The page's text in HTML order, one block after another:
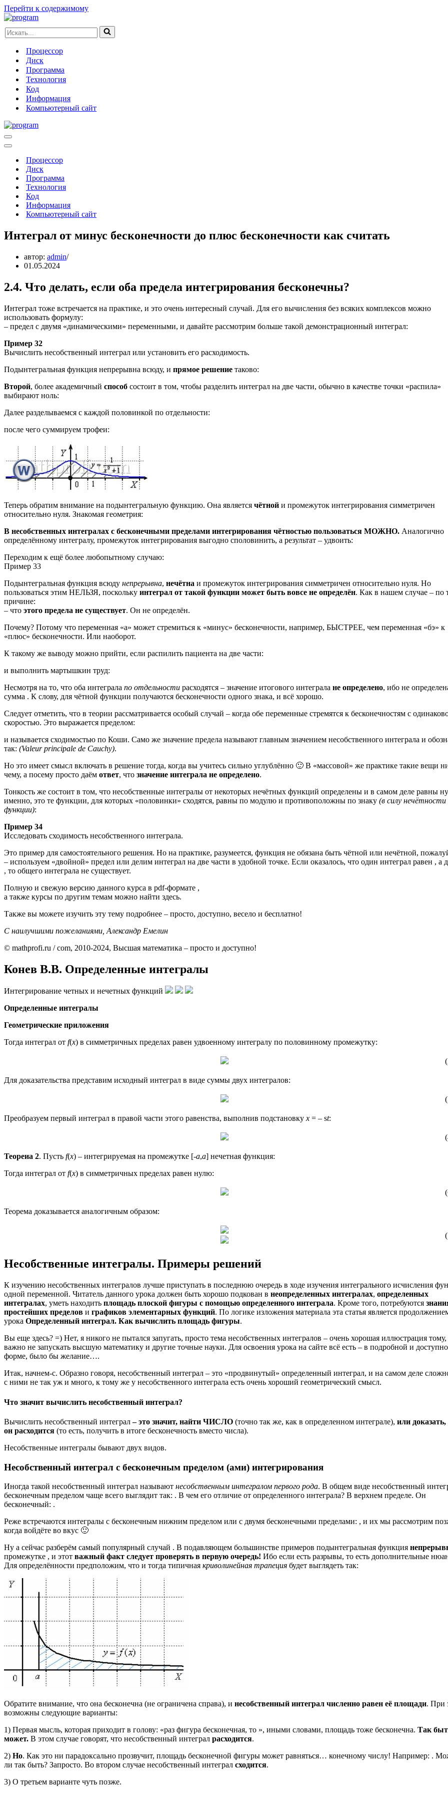
Перейти к содержимому
Искать...
Процессор
Диск
Программа
Технология
Код
Информация
Компьютерный сайт
Меню
навигации
Меню
навигацииПроцессор
Диск
Программа
Технология
Код
Информация
Компьютерный сайт
Интеграл от минус бесконечности до плюс бесконечности как считать
автор: admin
01.05.2024
2.4. Что делать, если оба предела интегрирования бесконечны?
Интеграл тоже встречается на практике, и это очень интересный случай. Для его вычисления без всяких комплексов можно
использовать формулу:
– предел с двумя «динамическими» переменными, и давайте рассмотрим больше такой демонстрационный интеграл:
Пример 32
Вычислить несобственный интеграл или установить его расходимость.
Подынтегральная функция непрерывна всюду, и прямое решение таково:
Второй, более академичный способ состоит в том, чтобы разделить интеграл на две части, обычно в качестве точки «распила»
выбирают ноль:
Далее разделываемся с каждой половинкой по отдельности:
после чего суммируем трофеи:
Теперь обратим внимание на подынтегральную функцию. Она является чётной и промежуток интегрирования симметричен
относительно нуля. Знакомая геометрия:
В несобственных интегралах с бесконечными пределами интегрирования чётностью пользоваться МОЖНО. Аналогично
определённому интегралу, промежуток интегрирования выгодно споловинить, а результат – удвоить:
Переходим к ещё более любопытному случаю:
Пример 33
Подынтегральная функция всюду непрерывна, нечётна и промежуток интегрирования симметричен относительно нуля. Но
пользоваться этим НЕЛЬЗЯ, поскольку интеграл от такой функции может быть вовсе не определён. Как в нашем случае – по
причине:
– что этого предела не существует. Он не определён.
Почему? Потому что переменная «а» может стремиться к «минус» бесконечности, например, БЫСТРЕЕ, чем переменная «бэ» к
«плюс» бесконечности. Или наоборот.
К такому же выводу можно прийти, если распилить пациента на две части:
и выполнить мартышкин труд:
Несмотря на то, что оба интеграла по отдельности расходятся – значение итогового интеграла не определено, ибо не
сумма . К слову, для чётной функции получаются бесконечности одного знака, и всё хорошо.
Следует отметить, что в теории рассматривается особый случай – когда обе переменные стремятся к бесконечностям с
скоростью. Это выражается пределом:
и называется сходимостью по Коши. Само же значение предела называют главным значением несобственного интеграла и
так: (Valeur principale de Cauchy).
Но это имеет смысл включать в решение тогда, когда вы учитесь сильно углублённо 🙂 В «массовой» же практике такие вещи
чему, а посему просто даём ответ, что значение интеграла не определено.
Тонкость же состоит в том, что несобственные интегралы от некоторых нечётных функций определены и в самом деле равны
именно, это те функции, для которых «половинки» сходятся, равны по модулю и противоположны по знаку (в силу нечётности
функции):
Пример 34
Исследовать сходимость несобственного интеграла.
Это пример для самостоятельного решения. Но на практике, разумеется, функция не обязана быть чётной или нечётной,
– используем «двойной» предел или делим интеграл на две части в удобной точке. Если оказалось, что один интеграл равен , а
, то общего интеграла не существует.
Полную и свежую версию данного курса в pdf-формате ,
а также курсы по другим темам можно найти здесь.
Также вы можете изучить эту тему подробнее – просто, доступно, весело и бесплатно!
С наилучшими пожеланиями, Александр Емелин
© mathprofi.ru / com, 2010-2024, Высшая математика – просто и доступно!
Конев В.В. Определенные интегралы
Интегрирование четных и нечетных функций
Определенные интегралы
Геометрические приложения
Тогда интеграл от f(x) в симметричных пределах равен удвоенному интегралу по половинному промежутку:
Для доказательства представим исходный интеграл в виде суммы двух интегралов:
Преобразуем первый интеграл в правой части этого равенства, выполнив подстановкуx = – st:
Теореиа 2. Пусть f(x) – интегрируемая на промежутке [-a,a] нечетная функция:
Тогда интеграл от f(x) в симметричных пределах равен нулю:
Теорема доказывается аналогичным образом:
Несобственные интегралы. Примеры решений
К изучению несобственных интегралов лучше приступать в последнюю очередь в ходе изучения интегрального исчисления
одной переменной. Читатель данного урока должен быть хорошо подкован в неопределенных интегралах, определенных
интегралах, уметь находить площадь плоской фигуры с помощью определенного интеграла. Кроме того, потребуются
простейших пределов и графиков элементарных функций. По логике изложения материала эта статья является
урока Определенный интеграл. Как вычислить площадь фигуры.
Вы еще здесь? =) Нет, я никого не пытался запугать, просто тема несобственных интегралов – очень хорошая иллюстрация тому,
важно не запускать высшую математику и другие точные науки. Для освоения урока на сайте всё есть – в подробной и
форме, было бы желание….
Итак, начнем-с. Образно говоря, несобственный интеграл – это «продвинутый» определенный интеграл, и на самом деле
с ними не так уж и много, к тому же у несобственного интеграла есть очень хороший геометрический смысл.
Что значит вычислить несобственный интеграл?
Вычислить несобственный интеграл– это значит, найти ЧИСЛО (точно так же, как в определенном интеграле), или доказать,
он расходится (то есть, получить в итоге бесконечность вместо числа).
Несобственные интегралы бывают двух видов.
Несобственный интеграл с бесконечным пределом (ами) интегрирования
Иногда такой несобственный интеграл называют несобственным интегралом первого рода. В общем виде несобственный
бесконечным пределом чаще всего выглядит так: . В чем его отличие от определенного интеграла? В верхнем пределе. Он
бесконечный: .
Реже встречаются интегралы с бесконечным нижним пределом или с двумя бесконечными пределами: , и их мы рассмотрим
когда войдёте во вкус 🙂
Ну а сейчас разберём самый популярный случай . В подавляющем большинстве примеров подынтегральная функция
промежутке , и этот важный факт следует проверять в первую очередь! Ибо если есть разрывы, то есть дополнительные
Для определённости предположим, что и тогда типичная криволинейная трапеция будет выглядеть так:
Обратите внимание, что она бесконечна (не ограничена справа), и несобственный интеграл численно равен её площади. При
возможны следующие варианты:
1) Первая мысль, которая приходит в голову: «раз фигура бесконечная, то », иными словами, площадь тоже бесконечна. Так
может. В этом случае говорят, что несобственный интеграл расходится.
2) Но. Как это ни парадоксально прозвучит, площадь бесконечной фигуры может равняться… конечному числу! Например: .
ли так быть? Запросто. Во втором случае несобственный интеграл сходится.
3) О третьем варианте чуть позже.